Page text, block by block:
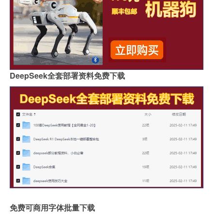
DeepSeek全套部署资料免费下载
免费可商用字体批量下载